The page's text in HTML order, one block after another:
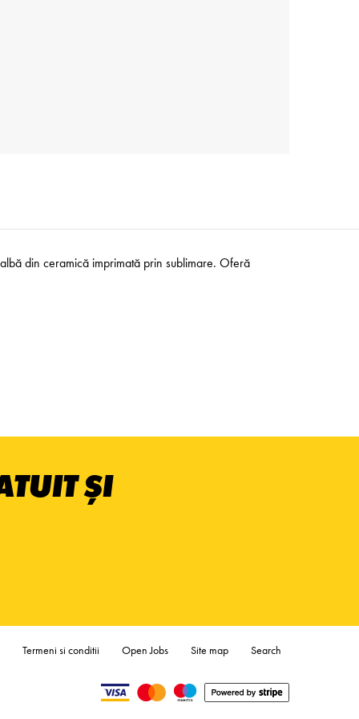
din ceramică imprimată prin sublimare. Oferă
ȘI
Termeni si conditii Open Jobs Site map Search